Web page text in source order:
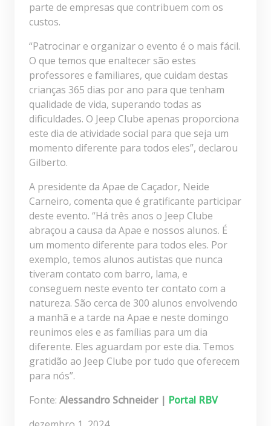
parte de empresas que contribuem com os
custos.
“Patrocinar e organizar o evento é o mais fácil.
O que temos que enaltecer são estes
professores e familiares, que cuidam destas
crianças 365 dias por ano para que tenham
qualidade de vida, superando todas as
dificuldades. O Jeep Clube apenas proporciona
este dia de atividade social para que seja um
momento diferente para todos eles”, declarou
Gilberto.
A presidente da Apae de Caçador, Neide
Carneiro, comenta que é gratificante participar
deste evento. “Há três anos o Jeep Clube
abraçou a causa da Apae e nossos alunos. É
um momento diferente para todos eles. Por
exemplo, temos alunos autistas que nunca
tiveram contato com barro, lama, e
conseguem neste evento ter contato com a
natureza. São cerca de 300 alunos envolvendo
a manhã e a tarde na Apae e neste domingo
reunimos eles e as famílias para um dia
diferente. Eles aguardam por este dia. Temos
gratidão ao Jeep Clube por tudo que oferecem
para nós”.
Fonte: Alessandro Schneider | Portal RBV